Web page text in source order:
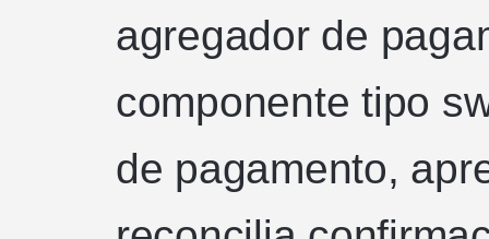
agregador de
componente tipo
de pagamento,